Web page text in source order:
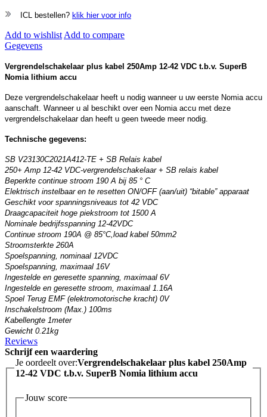
ICL bestellen? klik hier voor info
Add to wishlist Add to compare
Gegevens
Vergrendelschakelaar plus kabel 250Amp 12-42 VDC t.b.v. SuperB
Nomia lithium accu
Deze vergrendelschakelaar heeft u nodig wanneer u uw eerste Nomia accu
aanschaft. Wanneer u al beschikt over een Nomia accu met deze
vergrendelschakelaar dan heeft u geen tweede meer nodig.
Technische gegevens:
SB V23130C2021A412-TE + SB Relais kabel
250+ Amp 12-42 VDC-vergrendelschakelaar + SB relais kabel
Beperkte continue stroom 190 A bij 85 ° C
Elektrisch instelbaar en te resetten ON/OFF (aan/uit) “bitable” apparaat
Geschikt voor spanningsniveaus tot 42 VDC
Draagcapaciteit hoge piekstroom tot 1500 A
Nominale bedrijfsspanning 12-42VDC
Continue stroom 190A @ 85°C,load kabel 50mm2
Stroomsterkte 260A
Spoelspanning, nominaal 12VDC
Spoelspanning, maximaal 16V
Ingestelde en geresette spanning, maximaal 6V
Ingestelde en geresette stroom, maximaal 1.16A
Spoel Terug EMF (elektromotorische kracht) 0V
Inschakelstroom (Max.) 100ms
Kabellengte 1meter
Gewicht 0.21kg
Reviews
Schrijf een waardering
Je oordeelt over:Vergrendelschakelaar plus kabel 250Amp
12-42 VDC t.b.v. SuperB Nomia lithium accu
Jouw score